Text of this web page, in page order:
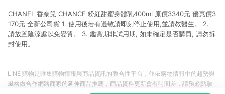
CHANEL 香奈兒 CHANCE 粉紅甜蜜身體乳400ml 原價3340元 優惠價3
170元 全新公司貨 1. 使用後若有過敏請即刻停止使用,並請教醫生。 2.
請放置陰涼處以免變質。 3. 鑑賞期非試用期, 如未確定是否購買, 請勿拆
封使用。
LINE 購物是匯集購物情報與商品資訊的整合性平台，並依購物情報中的趨勢與
風格做合作網路商家的延伸商品推薦，商品資料更新會有時間差，請務必點擊